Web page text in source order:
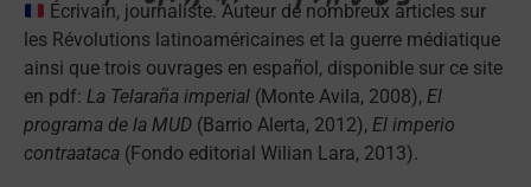
Écrivain, journaliste. Auteur de nombreux articles sur
les Révolutions latinoaméricaines et la guerre médiatique
ainsi que trois ouvrages en español, disponible sur ce site
en pdf: La Telaraña imperial (Monte Avila, 2008), El
programa de la MUD (Barrio Alerta, 2012), El imperio
contraataca (Fondo editorial Wilian Lara, 2013).